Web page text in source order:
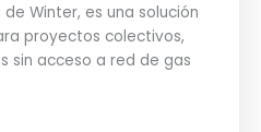
Winter, es una solución
proyectos colectivos,
sin acceso a red de gas